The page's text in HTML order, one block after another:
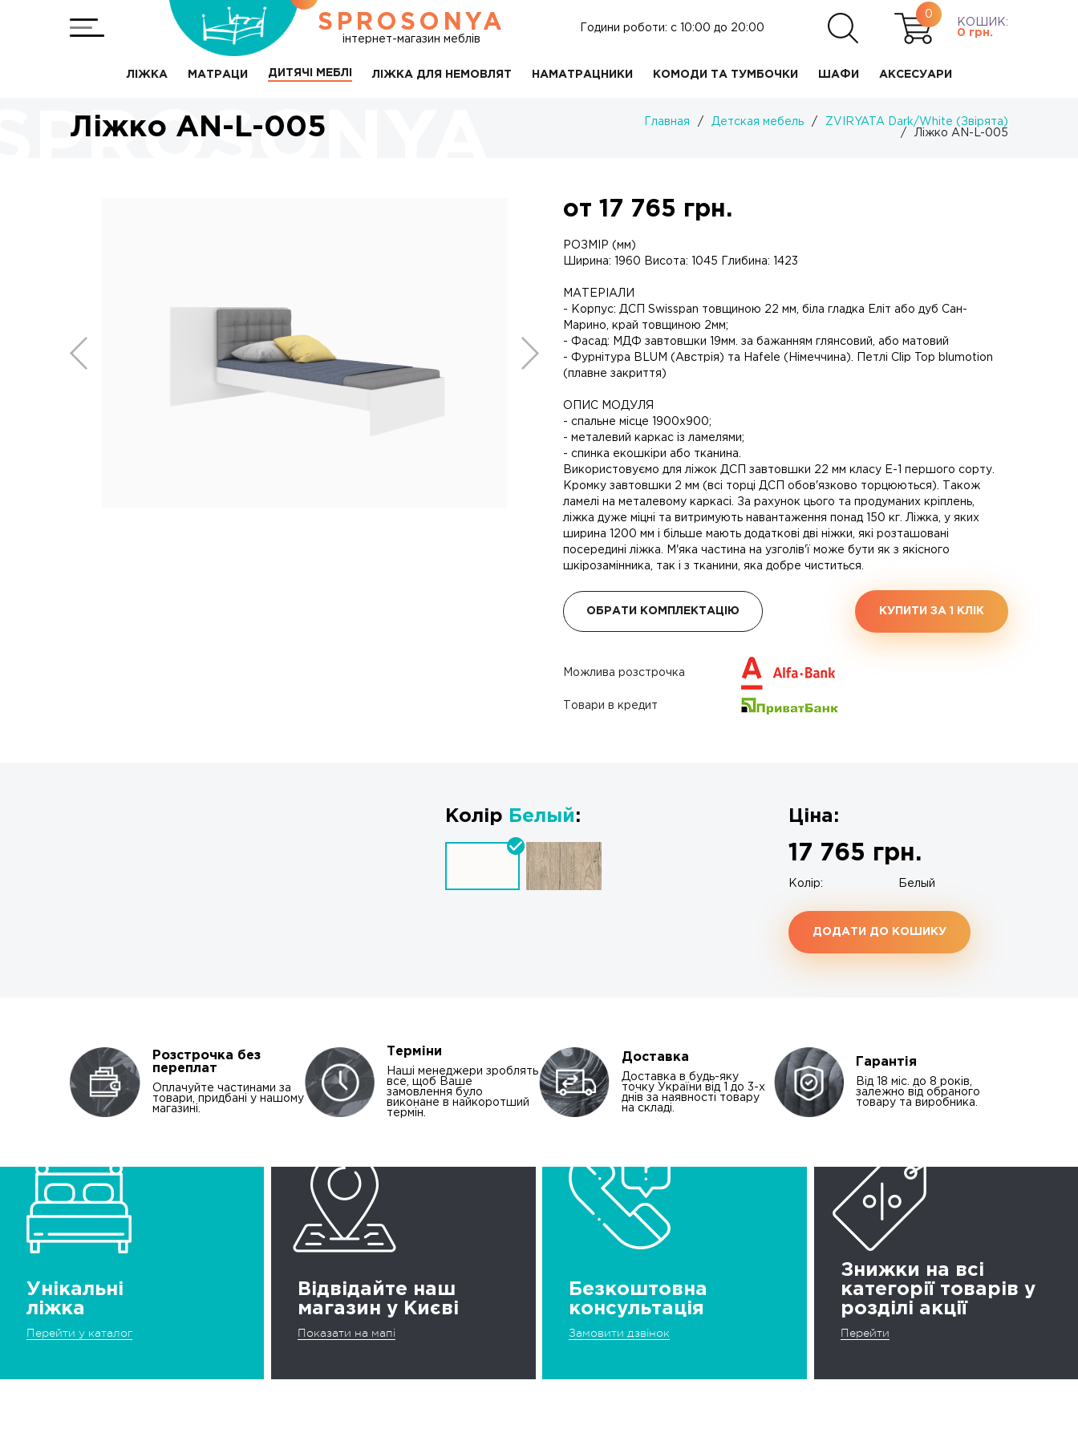
SPROSONYA
інтернет-магазин меблів
Години роботи: c 10:00 до 20:00
0
КОШИК:
0 грн.
ЛІЖКА МАТРАЦИ ДИТЯЧІ МЕБЛІ ЛІЖКА ДЛЯ НЕМОВЛЯТ НАМАТРАЦНИКИ КОМОДИ ТА ТУМБОЧКИ ШАФИ АКСЕСУАРИ
Ліжко AN-L-005 Главная / Детская мебель /
ZVIRYATA Dark/White (Звірята)
/
Ліжко AN-L-005
от 17 765 грн.
РОЗМІР (мм)
Ширина: 1960 Висота: 1045 Глибина: 1423
МАТЕРІАЛИ
- Корпус: ДСП Swisspan товщиною 22 мм, біла гладка Еліт або дуб Сан-
Марино, край товщиною 2мм;
- Фасад: МДФ завтовшки 19мм. за бажанням глянсовий, або матовий
- Фурнітура BLUM (Австрія) та Hafele (Німеччина). Петлі Clip Top blumotion
(плавне закриття)
ОПИС МОДУЛЯ
- спальне місце 1900х900;
- металевий каркас із ламелями;
- спинка екошкіри або тканина.
Використовуємо для ліжок ДСП завтовшки 22 мм класу Е-1 першого сорту.
Кромку завтовшки 2 мм (всі торці ДСП обов'язково торцюються). Також
ламелі на металевому каркасі. За рахунок цього та продуманих кріплень,
ліжка дуже міцні та витримують навантаження понад 150 кг. Ліжка, у яких
ширина 1200 мм і більше мають додаткові дві ніжки, які розташовані
посередині ліжка. М'яка частина на узголів'ї може бути як з якісного
шкірозамінника, так і з тканини, яка добре чиститься.
ОБРАТИ КОМПЛЕКТАЦІЮ КУПИТИ ЗА 1 КЛIК
Можлива розстрочка
Товари в кредит
Колір Белый: Ціна:
17 765 грн.
Колір: Белый
ДОДАТИ ДО КОШИКУ
Розстрочка без
переплат
Оплачуйте частинами за
товари, придбані у нашому
магазині.
Терміни
Наші менеджери зроблять
все, щоб Ваше
замовлення було
виконане в найкоротший
термін.
Доставка
Доставка в будь-яку
точку України від 1 до 3-х
днів за наявності товару
на складі.
Гарантія
Від 18 міс. до 8 років,
залежно від обраного
товару та виробника.
Унікальні
ліжка
Перейти у каталог
Відвідайте наш
магазин у Києві
Показати на мапі
Безкоштовна
консультація
Замовити дзвінок
Знижки на всі
категорії товарів у
розділі акції
Перейти